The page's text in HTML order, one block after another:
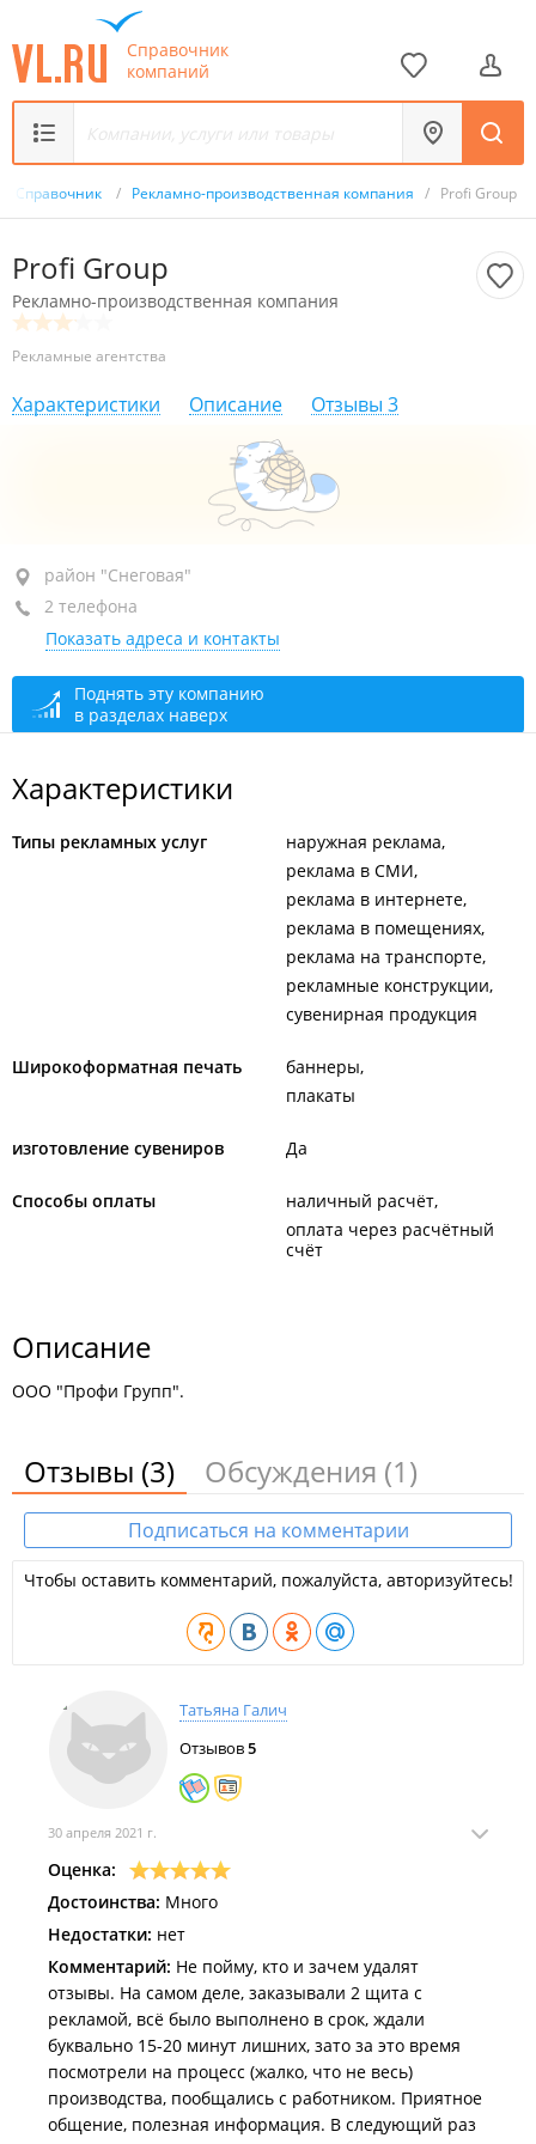
Справочник
компаний
Справочник / Рекламно-производственная компания / Profi Group
Profi Group
Рекламно-производственная компания
Рекламные агентства
Характеристики Описание Отзывы 3
район "Снеговая", ул. Карьерная, 20А стр. 3
+7 914 696-44-55
+7 902 524-01-52
сегодня закрыто
район "Снеговая"
2 телефона
Показать адреса и контакты
Поднять эту компанию
в разделах наверх
Характеристики
Типы рекламных услуг
наружная реклама
реклама в СМИ
реклама в интернете
реклама в помещениях
реклама на транспорте
рекламные конструкции
сувенирная продукция
Широкоформатная печать
баннеры
плакаты
изготовление сувениров Да
Способы оплаты
наличный расчёт
оплата через расчётный
счёт
Описание
ООО "Профи Групп".
Отзывы (3) Обсуждения (1)
Подписаться на комментарии
Чтобы оставить комментарий, пожалуйста, авторизуйтесь!
Татьяна Галич
Отзывов5
30 апреля 2021 г.
Оценка:
Достоинства: Много
Недостатки: нет
Комментарий: Не пойму, кто и зачем удалят
отзывы. На самом деле, заказывали 2 щита с
рекламой, всё было выполнено в срок, ждали
буквально 15-20 минут лишних, зато за это время
посмотрели на процесс (жалко, что не весь)
производства, пообщались с работником. Приятное
общение, полезная информация. В следующий раз